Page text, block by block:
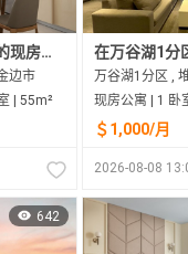
在万谷湖1分区出租的现房公寓
边市
| 55m²
万谷湖1分区 ,
现房公寓 | 1 卧
＄1,000/月
2026-08-08
642